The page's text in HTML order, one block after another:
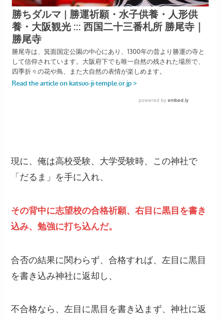
現に、俺は高校受験、大学受験時、この神社で
「だるま」を手に入れ、
その背中に志望校の合格祈願、右目に黒目を書き
込み、勉強に打ち込んだ。
合否の結果に関わらず、合格すれば、左目に黒目
を書き込み神社に返却し、
不合格なら、左目に黒目を書き込まず、神社に返